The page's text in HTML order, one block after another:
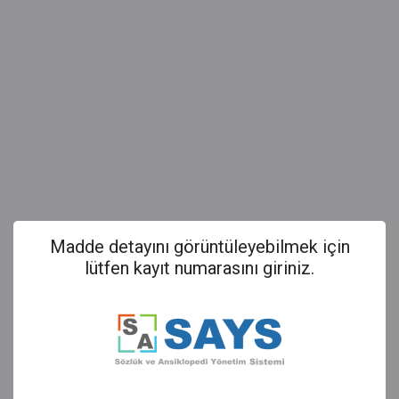
Madde detayını görüntüleyebilmek için
lütfen kayıt numarasını giriniz.